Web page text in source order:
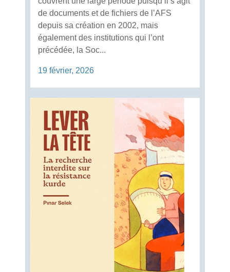
de documents et de fichiers de l’AFS
depuis sa création en 2002, mais
également des institutions qui l’ont
précédée, la Soc...
19 février, 2026